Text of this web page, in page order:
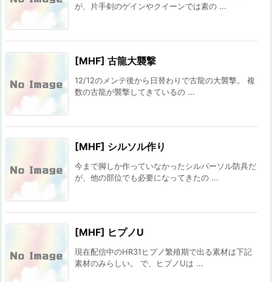
が、片手剣のゲインやクイーンでは素の ...
[MHF] 古龍大襲撃
12/12のメンテ後から日替わりで古龍の大襲撃。 複
数の古龍が襲撃してきているの ...
[MHF] シルソル作り
今まで脚しか作っていなかったシルバーソル防具だ
が、他の部位でも必要になってきたの ...
[MHF] ヒプノU
現在配信中のHR31ヒプノ繁殖期で出る素材は下記
素材のみらしい。 で、ヒプノUは ...